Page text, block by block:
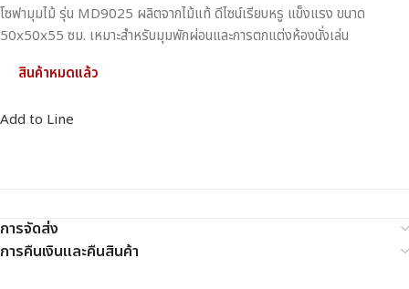
โซฟามุมไม้ รุ่น MD9025 ผลิตจากไม้แท้ ดีไซน์เรียบหรู แข็งแรง ขนาด
50x50x55 ซม. เหมาะสำหรับมุมพักผ่อนและการตกแต่งห้องนั่งเล่น
สินค้าหมดแล้ว
Add to Line
การจัดส่ง
การคืนเงินและคืนสินค้า